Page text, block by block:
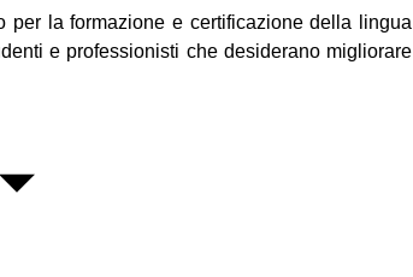
per la formazione e certificazione della lingua
e professionisti che desiderano migliorare